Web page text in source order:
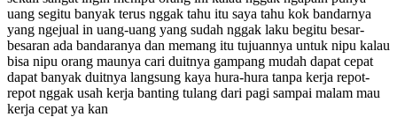
uang segitu banyak terus nggak tahu itu saya tahu kok bandarnya
yang ngejual in uang-uang yang sudah nggak laku begitu besar-
besaran ada bandaranya dan memang itu tujuannya untuk nipu kalau
bisa nipu orang maunya cari duitnya gampang mudah dapat cepat
dapat banyak duitnya langsung kaya hura-hura tanpa kerja repot-
repot nggak usah kerja banting tulang dari pagi sampai malam mau
kerja cepat ya kan